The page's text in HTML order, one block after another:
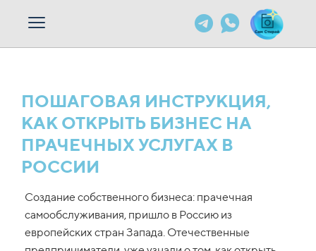
ПОШАГОВАЯ ИНСТРУКЦИЯ,
КАК ОТКРЫТЬ БИЗНЕС НА
ПРАЧЕЧНЫХ УСЛУГАХ В
РОССИИ
Создание собственного бизнеса: прачечная
самообслуживания, пришло в Россию из
европейских стран Запада. Отечественные